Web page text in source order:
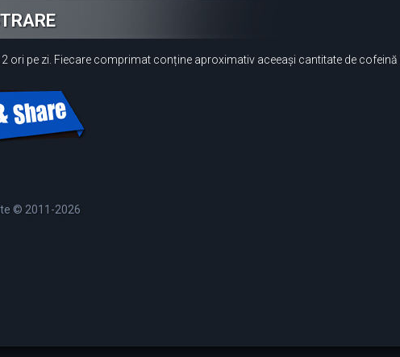
ori pe zi. Fiecare comprimat conține aproximativ aceeași cantitate de cofeină
© 2011-2026